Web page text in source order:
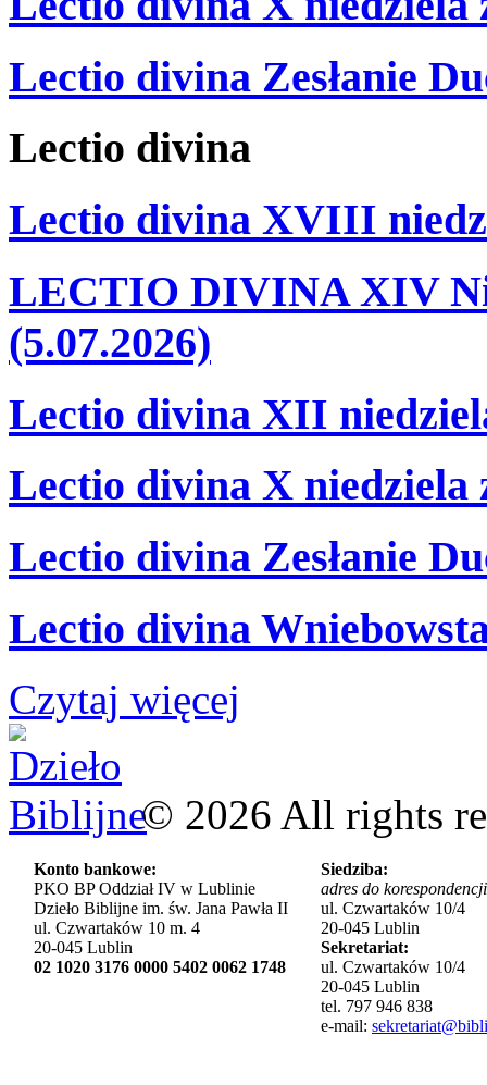
Lectio divina Zesłanie
Lectio divina
Lectio divina XVIII
LECTIO DIVINA XIV
(5.07.2026)
Lectio divina XII
Lectio divina X niedziela
Lectio divina Zesłanie
Lectio divina
Czytaj więcej
© 2026 All rights
Konto bankowe:
PKO BP Oddział IV w Lublinie
Dzieło Biblijne im. św. Jana Pawła II
ul. Czwartaków 10 m. 4
20-045 Lublin
02 1020 3176 0000 5402 0062 1748
Siedziba:
adres do
ul. Czwartaków 10/4
20-045 Lublin
Sekretariat:
ul. Czwartaków 10/4
20-045 Lublin
tel. 797 946 838
e-mail: